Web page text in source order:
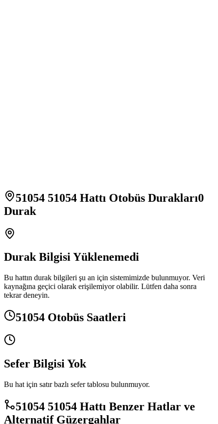
51054 51054 Hattı Otobüs Durakları0
Durak
Durak Bilgisi Yüklenemedi
Bu hattın durak bilgileri şu an için sistemimizde bulunmuyor. Veri
kaynağına geçici olarak erişilemiyor olabilir. Lütfen daha sonra
tekrar deneyin.
51054 Otobüs Saatleri
Sefer Bilgisi Yok
Bu hat için satır bazlı sefer tablosu bulunmuyor.
51054 51054 Hattı Benzer Hatlar ve
Alternatif Güzergahlar